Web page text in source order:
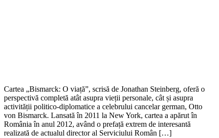
Cartea „Bismarck: O viață”, scrisă de Jonathan Steinberg, oferă o
perspectivă completă atât asupra vieții personale, cât și asupra
activității politico-diplomatice a celebrului cancelar german, Otto
von Bismarck. Lansată în 2011 la New York, cartea a apărut în
România în anul 2012, având o prefață extrem de interesantă
realizată de actualul director al Serviciului Român […]